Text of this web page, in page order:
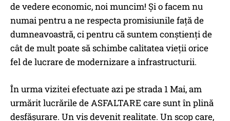
de vedere economic, noi muncim! Și o facem nu
numai pentru a ne respecta promisiunile față de
dumneavoastră, ci pentru că suntem conștienți de
cât de mult poate să schimbe calitatea vieții orice
fel de lucrare de modernizare a infrastructurii.
În urma vizitei efectuate azi pe strada 1 Mai, am
urmărit lucrările de ASFALTARE care sunt în plină
desfășurare. Un vis devenit realitate. Un scop care,